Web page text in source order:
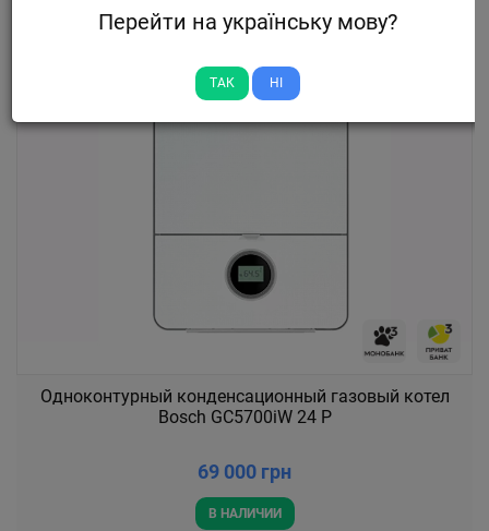
Одноконтурный конденсационный газовый котел
Bosch GC5700iW 24 P
69 000 грн
В НАЛИЧИИ
Перейти на українську мову?
ТАК НІ